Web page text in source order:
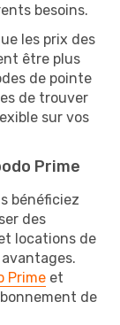
besoins.
les prix des
être plus
de pointe
de trouver
sur vos
Prime
bénéficiez
des
locations de
Prime et
de